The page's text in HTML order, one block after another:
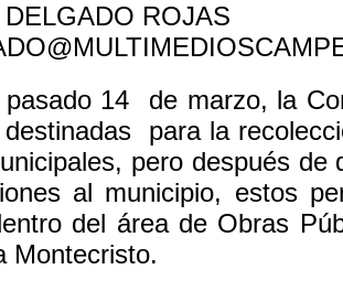
ROJAS
pasado 14 de marzo, la
destinadas para la
pero después
al municipio, estos
del área de Obras
Montecristo.